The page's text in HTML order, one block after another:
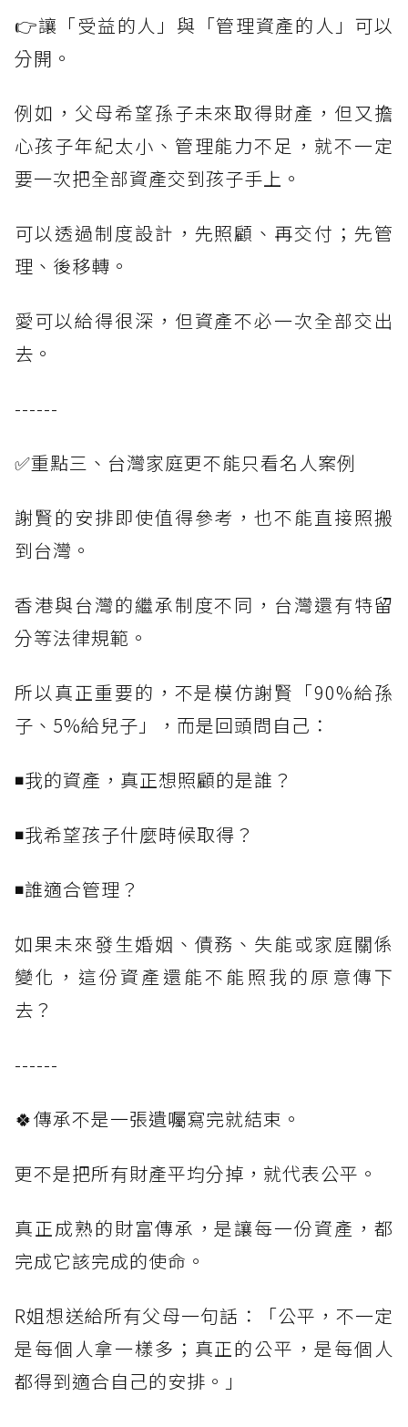
👉讓「受益的人」與「管理資產的人」可以
分開。
例如，父母希望孫子未來取得財產，但又擔
心孩子年紀太小、管理能力不足，就不一定
要一次把全部資產交到孩子手上。
可以透過制度設計，先照顧、再交付；先管
理、後移轉。
愛可以給得很深，但資產不必一次全部交出
去。
------
✅重點三、台灣家庭更不能只看名人案例
謝賢的安排即使值得參考，也不能直接照搬
到台灣。
香港與台灣的繼承制度不同，台灣還有特留
分等法律規範。
所以真正重要的，不是模仿謝賢「90%給孫
子、5%給兒子」，而是回頭問自己：
◾我的資產，真正想照顧的是誰？
◾我希望孩子什麼時候取得？
◾誰適合管理？
如果未來發生婚姻、債務、失能或家庭關係
變化，這份資產還能不能照我的原意傳下
去？
------
🍀傳承不是一張遺囑寫完就結束。
更不是把所有財產平均分掉，就代表公平。
真正成熟的財富傳承，是讓每一份資產，都
完成它該完成的使命。
R姐想送給所有父母一句話：「公平，不一定
是每個人拿一樣多；真正的公平，是每個人
都得到適合自己的安排。」